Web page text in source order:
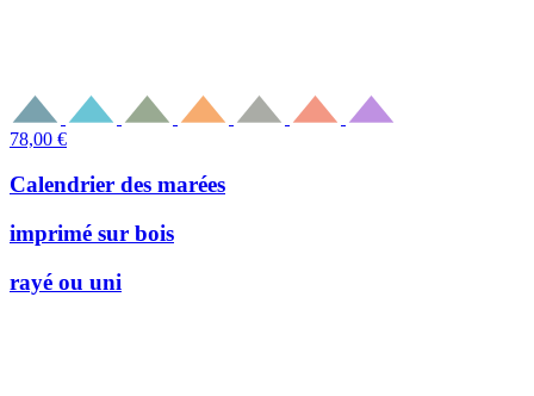
78,00 €
Calendrier des marées
imprimé sur bois
rayé ou uni